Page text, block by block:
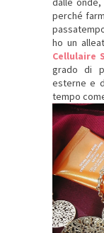
perché
ho un
Cellulaire
grado di
esterne e
tempo